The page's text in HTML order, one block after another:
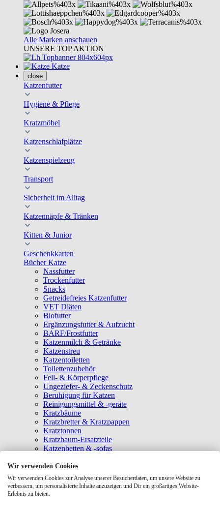
Alle Marken anschauen
UNSERE TOP AKTION
Katze
close
Katzenfutter
Hygiene & Pflege
Kratzmöbel
Katzenschlafplätze
Katzenspielzeug
Transport
Sicherheit im Alltag
Katzennäpfe & Tränken
Kitten & Junior
Geschenkkarten
Bücher Katze
Nassfutter
Trockenfutter
Snacks
Getreidefreies Katzenfutter
VET Diäten
Biofutter
Ergänzungsfutter & Aufzucht
BARF/Frostfutter
Katzenmilch & Getränke
Katzenstreu
Katzentoiletten
Toilettenzubehör
Fell- & Körperpflege
Ungeziefer- & Zeckenschutz
Beruhigung für Katzen
Reinigungsmittel & -geräte
Kratzbäume
Kratzbretter & Kratzpappen
Kratztonnen
Kratzbaum-Ersatzteile
Katzenbetten & -sofas
Katzenhäuser
Hängematten & Fensterliegeplätze
Katzendecken & -matten
Baldrian- & Catnipspielzeug
Wir verwenden Cookies
Wir verwenden Cookies zur Analyse unserer Besucherdaten, um unsere Website zu
verbessern, um personalisierte Inhalte anzuzeigen und Dir ein großartiges Website-
Erlebnis zu bieten.